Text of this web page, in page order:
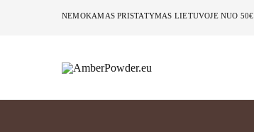
NEMOKAMAS PRISTATYMAS LIETUVOJE NUO 50€
AmberPowder.eu
UAB